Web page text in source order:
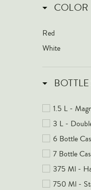
COLOR
Red
White
1.5 L -
3 L -
6 Bottle
7 Bottle
375 Ml -
750 Ml -